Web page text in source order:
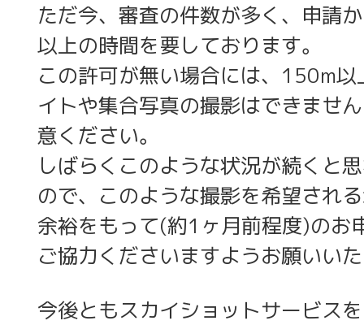
ただ今、審査の件数が多く、申請
以上の時間を要しております。
この許可が無い場合には、150m以
イトや集合写真の撮影はできませ
意ください。
しばらくこのような状況が続くと
ので、このような撮影を希望され
余裕をもって(約1ヶ月前程度)のお
ご協力くださいますようお願いい
今後ともスカイショットサービス